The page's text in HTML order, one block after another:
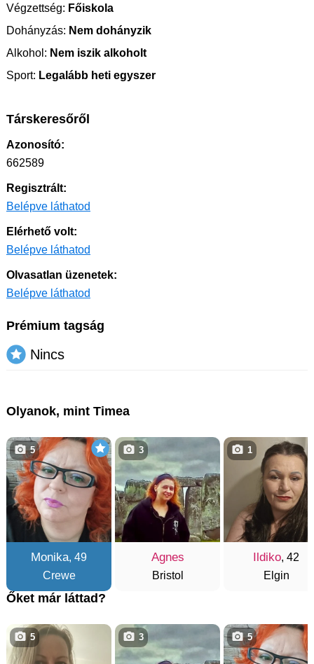
Végzettség: Főiskola
Dohányzás: Nem dohányzik
Alkohol: Nem iszik alkoholt
Sport: Legalább heti egyszer
Társkeresőről
Azonosító:
662589
Regisztrált:
Belépve láthatod
Elérhető volt:
Belépve láthatod
Olvasatlan üzenetek:
Belépve láthatod
Prémium tagság
Nincs
Olyanok, mint Timea
Monika, 49
Crewe
5
Agnes
Bristol
3
Ildiko, 42
Elgin
1
Őket már láttad?
5 3 5